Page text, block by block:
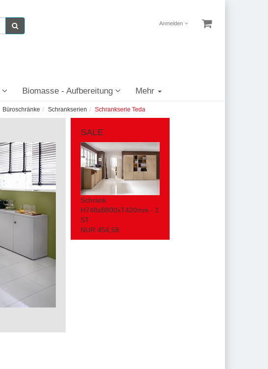
Anmelden
Biomasse - Aufbereitung Mehr
Büroschränke Schrankserien Schrankserie Teda
SALE
Schrank
H748xB800xT420mm - 1
ST
NUR 454,58